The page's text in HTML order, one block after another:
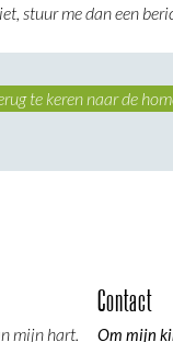
stuur me dan een
te keren naar
mijn hart.
Contact
Om mijn